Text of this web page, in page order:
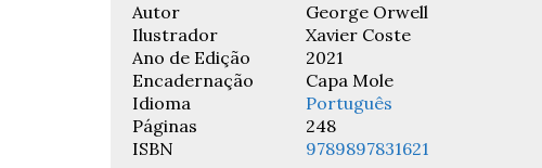
Autor
George Orwell
Ilustrador
Xavier Coste
Ano de Edição
2021
Encadernação
Capa Mole
Idioma
Português
Páginas
248
ISBN
9789897831621